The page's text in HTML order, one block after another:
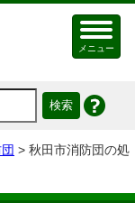
メニュー
> 秋田市消防団の処